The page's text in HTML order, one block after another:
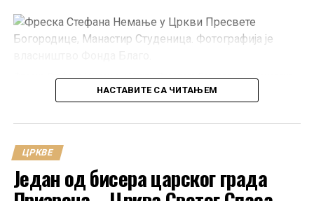
Фреска Стефана Немање у Цркви Пресвете Богородице, Манастир
Студеница. Фотографија је власништво Фонда Благо.
њене потребе написано чувеноМирослављево
јеванђеље
НАСТАВИТЕ СА ЧИТАЊЕМ
ЦРКВЕ
Један од бисера царског града